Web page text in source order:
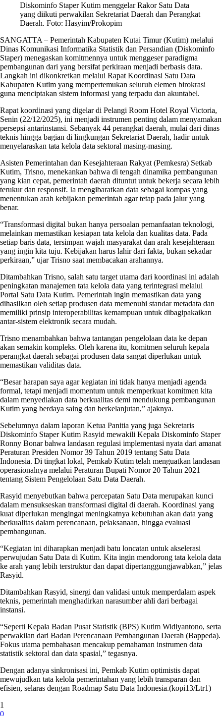
Diskominfo Staper Kutim menggelar Rakor Satu Data
yang diikuti perwakilan Sekretariat Daerah dan Perangkat
Daerah. Foto: Hasyim/Prokopim
SANGATTA – Pemerintah Kabupaten Kutai Timur (Kutim) melalui
Dinas Komunikasi Informatika Statistik dan Persandian (Diskominfo
Staper) menegaskan komitmennya untuk menggeser paradigma
pembangunan dari yang bersifat perkiraan menjadi berbasis data.
Langkah ini dikonkretkan melalui Rapat Koordinasi Satu Data
Kabupaten Kutim yang mempertemukan seluruh elemen birokrasi
guna menciptakan sistem informasi yang terpadu dan akuntabel.
Rapat koordinasi yang digelar di Pelangi Room Hotel Royal Victoria,
Senin (22/12/2025), ini menjadi instrumen penting dalam menyamakan
persepsi antarinstansi. Sebanyak 44 perangkat daerah, mulai dari dinas
teknis hingga bagian di lingkungan Sekretariat Daerah, hadir untuk
menyelaraskan tata kelola data sektoral masing-masing.
Asisten Pemerintahan dan Kesejahteraan Rakyat (Pemkesra) Setkab
Kutim, Trisno, menekankan bahwa di tengah dinamika pembangunan
yang kian cepat, pemerintah daerah dituntut untuk bekerja secara lebih
terukur dan responsif. Ia mengibaratkan data sebagai kompas yang
menentukan arah kebijakan pemerintah agar tetap pada jalur yang
benar.
“Transformasi digital bukan hanya persoalan pemanfaatan teknologi,
melainkan memastikan kesiapan tata kelola dan kualitas data. Pada
setiap baris data, tersimpan wajah masyarakat dan arah kesejahteraan
yang ingin kita tuju. Kebijakan harus lahir dari fakta, bukan sekadar
perkiraan,” ujar Trisno saat membacakan arahannya.
Ditambahkan Trisno, salah satu target utama dari koordinasi ini adalah
peningkatan manajemen tata kelola data yang terintegrasi melalui
Portal Satu Data Kutim. Pemerintah ingin memastikan data yang
dihasilkan oleh setiap produsen data memenuhi standar metadata dan
memiliki prinsip interoperabilitas kemampuan untuk dibagipakaikan
antar-sistem elektronik secara mudah.
Trisno menambahkan bahwa tantangan pengelolaan data ke depan
akan semakin kompleks. Oleh karena itu, komitmen seluruh kepala
perangkat daerah sebagai produsen data sangat diperlukan untuk
memastikan validitas data.
“Besar harapan saya agar kegiatan ini tidak hanya menjadi agenda
formal, tetapi menjadi momentum untuk memperkuat komitmen kita
dalam menyediakan data berkualitas demi mendukung pembangunan
Kutim yang berdaya saing dan berkelanjutan,” ajaknya.
Sebelumnya dalam laporan Ketua Panitia yang juga Sekretaris
Diskominfo Staper Kutim Rasyid mewakili Kepala Diskominfo Staper
Ronny Bonar bahwa landasan regulasi implementasi nyata dari amanat
Peraturan Presiden Nomor 39 Tahun 2019 tentang Satu Data
Indonesia. Di tingkat lokal, Pemkab Kutim telah menguatkan landasan
operasionalnya melalui Peraturan Bupati Nomor 20 Tahun 2021
tentang Sistem Pengelolaan Satu Data Daerah.
Rasyid menyebutkan bahwa percepatan Satu Data merupakan kunci
dalam mensukseskan transformasi digital di daerah. Koordinasi yang
kuat diperlukan mengingat meningkatnya kebutuhan akan data yang
berkualitas dalam perencanaan, pelaksanaan, hingga evaluasi
pembangunan.
“Kegiatan ini diharapkan menjadi batu loncatan untuk akselerasi
perwujudan Satu Data di Kutim. Kita ingin mendorong tata kelola data
ke arah yang lebih terstruktur dan dapat dipertanggungjawabkan,” jelas
Rasyid.
Ditambahkan Rasyid, sinergi dan validasi untuk memperdalam aspek
teknis, pemerintah menghadirkan narasumber ahli dari berbagai
instansi.
“Seperti Kepala Badan Pusat Statistik (BPS) Kutim Widiyantono, serta
perwakilan dari Badan Perencanaan Pembangunan Daerah (Bappeda).
Fokus utama pembahasan mencakup pemahaman instrumen data
statistik sektoral dan data spasial,” tegasnya.
Dengan adanya sinkronisasi ini, Pemkab Kutim optimistis dapat
mewujudkan tata kelola pemerintahan yang lebih transparan dan
efisien, selaras dengan Roadmap Satu Data Indonesia.(kopi13/Ltr1)
1
0